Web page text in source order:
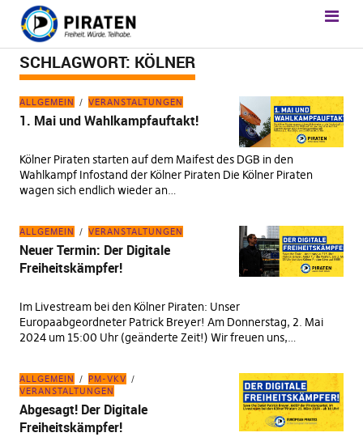
SCHLAGWORT: KÖLNER
ALLGEMEIN VERANSTALTUNGEN
1. Mai und Wahlkampfauftakt!
Kölner Piraten starten auf dem Maifest des DGB in den
Wahlkampf Infostand der Kölner Piraten Die Kölner Piraten
wagen sich endlich wieder an…
ALLGEMEIN VERANSTALTUNGEN
Neuer Termin: Der Digitale
Freiheitskämpfer!
Im Livestream bei den Kölner Piraten: Unser
Europaabgeordneter Patrick Breyer! Am Donnerstag, 2. Mai
2024 um 15:00 Uhr (geänderte Zeit!) Wir freuen uns,…
ALLGEMEIN
PM-VKV
VERANSTALTUNGEN
Abgesagt! Der Digitale
Freiheitskämpfer!